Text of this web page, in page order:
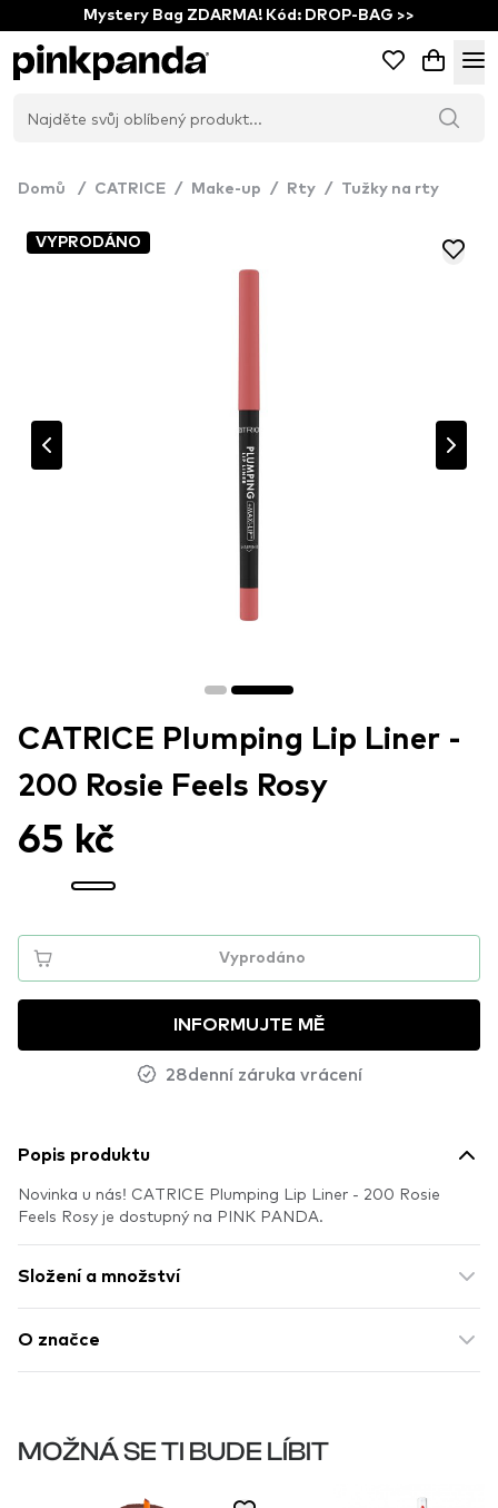
Mystery Bag ZDARMA! Kód: DROP-BAG >>
Domů / CATRICE / Make-up / Rty / Tužky na rty
VYPRODÁNO
CATRICE Plumping Lip Liner -
200 Rosie Feels Rosy
65 kč
Vyprodáno
INFORMUJTE MĚ
28denní záruka vrácení
Popis produktu
Novinka u nás! CATRICE Plumping Lip Liner - 200 Rosie
Feels Rosy je dostupný na PINK PANDA.
Složení a množství
O značce
MOŽNÁ SE TI BUDE LÍBIT